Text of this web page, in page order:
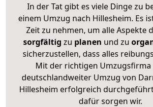
In der Tat gibt es viele Dinge zu
einem Umzug nach Hillesheim. Es
Zeit zu nehmen, um alle Aspekte
sorgfältig zu planen und zu
sicherzustellen, dass alles
Mit der richtigen Umzugsfirma
deutschlandweiter Umzug von
Hillesheim erfolgreich
dafür sorgen wir.